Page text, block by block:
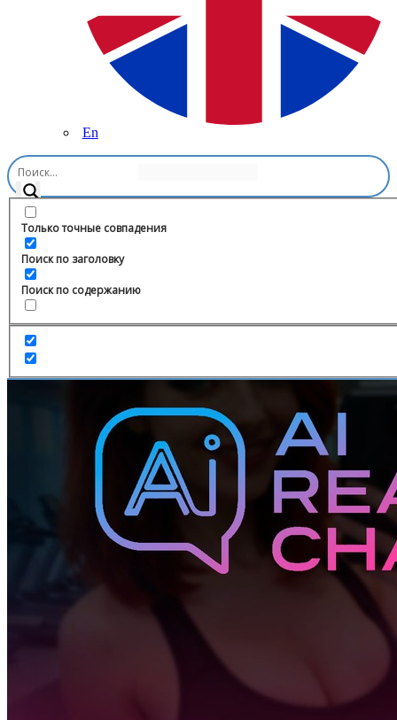
En
Только точные совпадения
Поиск по заголовку
Поиск по содержанию
Главная